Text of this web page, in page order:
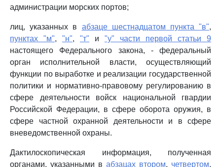
администрации морских портов;
лиц, указанных в абзаце шестнадцатом пункта "в",
пунктах "м", "н", "т" и "у" части первой статьи 9
настоящего Федерального закона, - федеральный
орган исполнительной власти, осуществляющий
функции по выработке и реализации государственной
политики и нормативно-правовому регулированию в
сфере деятельности войск национальной гвардии
Российской Федерации, в сфере оборота оружия, в
сфере частной охранной деятельности и в сфере
вневедомственной охраны.
Дактилоскопическая информация, полученная
органами, указанными в абзацах втором, четвертом,